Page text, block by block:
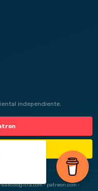
independiente.
·patreon.com ·